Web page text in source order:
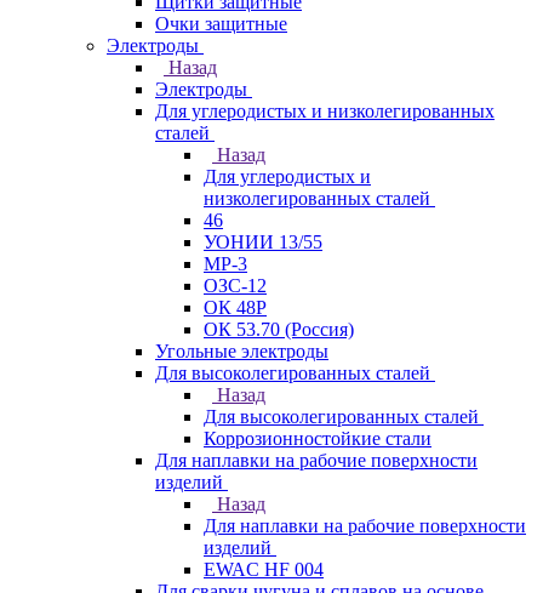
Очки защитные
Электроды
Назад
Электроды
Для углеродистых и низколегированных
сталей
Назад
Для углеродистых и
низколегированных сталей
46
УОНИИ 13/55
МР-3
ОЗС-12
ОК 48Р
ОК 53.70 (Россия)
Угольные электроды
Для высоколегированных сталей
Назад
Для высоколегированных сталей
Коррозионностойкие стали
Для наплавки на рабочие поверхности
изделий
Назад
Для наплавки на рабочие поверхности
изделий
EWAC HF 004